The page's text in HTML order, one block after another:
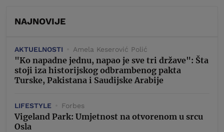
NAJNOVIJE
AKTUELNOSTI Amela Keserović Polić
"Ko napadne jednu, napao je sve tri države": Šta
stoji iza historijskog odbrambenog pakta
Turske, Pakistana i Saudijske Arabije
LIFESTYLE Forbes
Vigeland Park: Umjetnost na otvorenom u srcu
Osla